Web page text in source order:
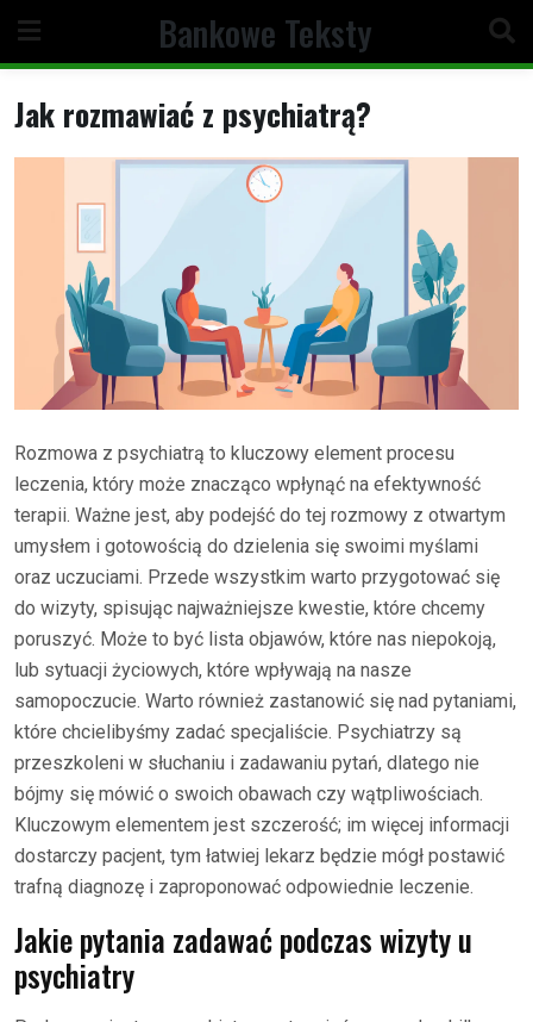
content
Bankowe Teksty
Jak rozmawiać z psychiatrą?
Rozmowa z psychiatrą to kluczowy element procesu
leczenia, który może znacząco wpłynąć na efektywność
terapii. Ważne jest, aby podejść do tej rozmowy z otwartym
umysłem i gotowością do dzielenia się swoimi myślami
oraz uczuciami. Przede wszystkim warto przygotować się
do wizyty, spisując najważniejsze kwestie, które chcemy
poruszyć. Może to być lista objawów, które nas niepokoją,
lub sytuacji życiowych, które wpływają na nasze
samopoczucie. Warto również zastanowić się nad pytaniami,
które chcielibyśmy zadać specjaliście. Psychiatrzy są
przeszkoleni w słuchaniu i zadawaniu pytań, dlatego nie
bójmy się mówić o swoich obawach czy wątpliwościach.
Kluczowym elementem jest szczerość; im więcej informacji
dostarczy pacjent, tym łatwiej lekarz będzie mógł postawić
trafną diagnozę i zaproponować odpowiednie leczenie.
Jakie pytania zadawać podczas wizyty u
psychiatry